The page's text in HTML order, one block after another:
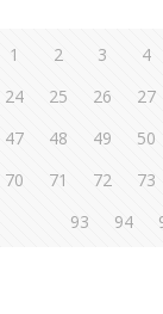
1 2 3
4
24
25 26
27
47
48 49
50
70
71 72
73
93
94